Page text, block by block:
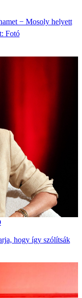
− Mosoly helyett
Fotó
hogy így szólítsák